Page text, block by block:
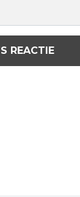
REACTIE